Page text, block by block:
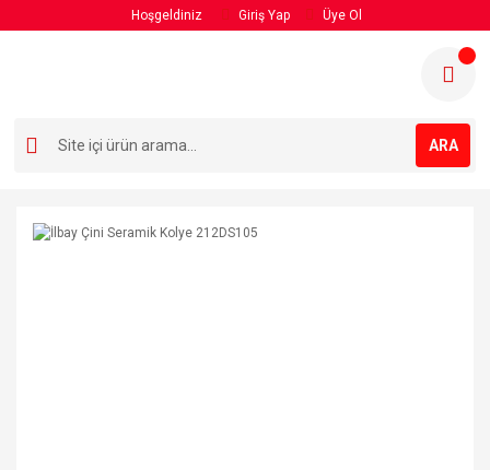
Hoşgeldiniz Giriş Yap Üye Ol
ARA